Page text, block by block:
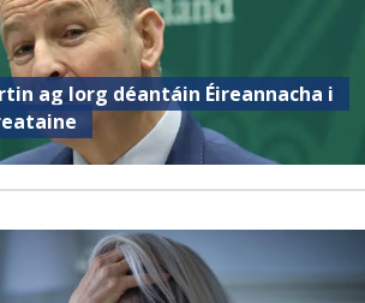
ag lorg déantáin Éireannacha i